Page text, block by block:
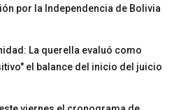
por la Independencia de Bolivia
La querella evaluó como
el balance del inicio del juicio